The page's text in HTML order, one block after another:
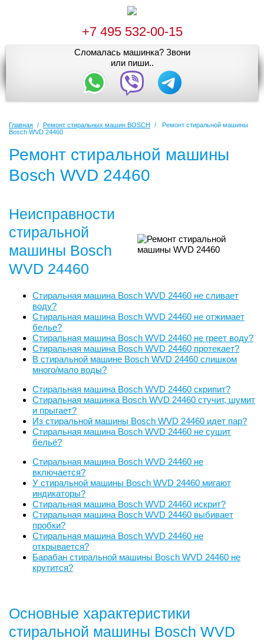
+7 495 532-00-15
Сломалась машинка? Звони
или пиши..
Главная / Ремонт стиральных машин BOSCH /
Ремонт стиральной машины
Bosch WVD 24460
Ремонт стиральной машины
Bosch WVD 24460
Неисправности
стиральной
машины Bosch
WVD 24460
Стиральная машина Bosch WVD 24460 не сливает
воду?
Стиральная машина Bosch WVD 24460 не отжимает
белье?
Стиральная машина Bosch WVD 24460 не греет воду?
Стиральная машина Bosch WVD 24460 протекает?
В стиральной машине Bosch WVD 24460 слишком
много/мало воды?
Стиральная машина Bosch WVD 24460 скрипит?
Стиральная машинка Bosch WVD 24460 стучит, шумит
и прыгает?
Из стиральной машины Bosch WVD 24460 идет пар?
Стиральная машина Bosch WVD 24460 не сушит
бельё?
Стиральная машина Bosch WVD 24460 не
включается?
У стиральной машины Bosch WVD 24460 мигают
индикаторы?
Стиральная машина Bosch WVD 24460 искрит?
Стиральная машина Bosch WVD 24460 выбивает
пробки?
Стиральная машина Bosch WVD 24460 не
открывается?
Барабан стиральной машины Bosch WVD 24460 не
крутится?
Основные характеристики
стиральной машины Bosch WVD